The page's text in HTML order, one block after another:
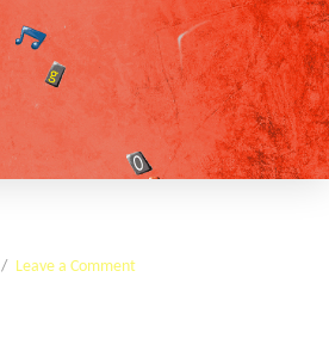
Leave a Comment